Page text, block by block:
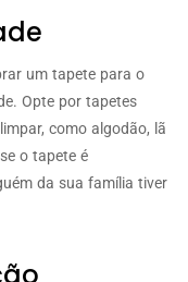
um tapete para o
Opte por tapetes
como algodão, lã
o tapete é
da sua família tiver